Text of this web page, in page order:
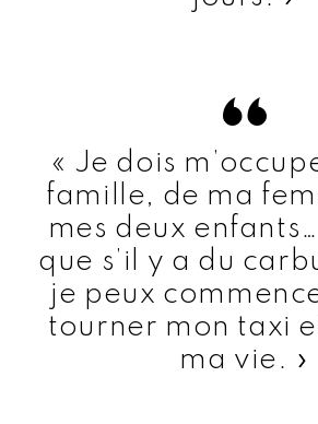
« Je dois
famille, de ma
mes deux enfants…
que s’il y a du
je peux
tourner mon taxi
ma vie. »